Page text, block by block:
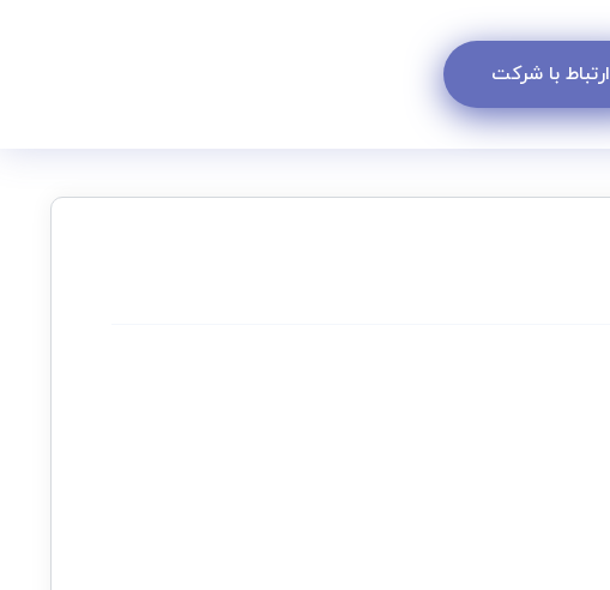
ارتباط با شرکت